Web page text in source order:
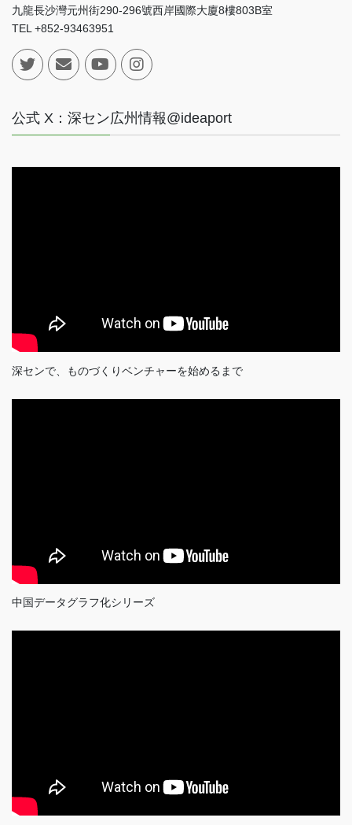
九龍長沙灣元州街290-296號西岸國際大廈8樓803B室
TEL +852-93463951
公式 X：深セン広州情報@ideaport
深センで、ものづくりベンチャーを始めるまで
中国データグラフ化シリーズ